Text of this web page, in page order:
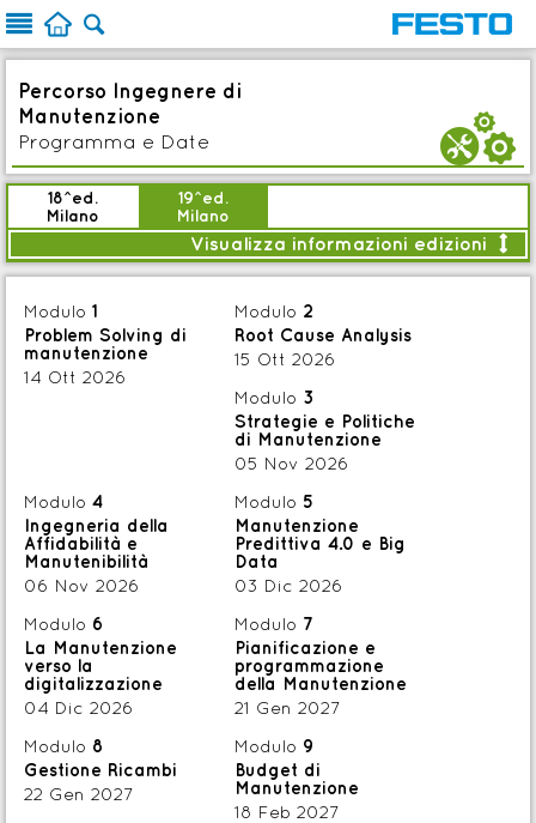
  
Modulo 1
Problem Solving di
manutenzione
14 Ott 2026
Modulo 2
Root Cause Analysis
15 Ott 2026
Modulo 3
Strategie e Politiche
di Manutenzione
05 Nov 2026
Modulo 4
Ingegneria della
Affidabilità e
Manutenibilità
06 Nov 2026
Modulo 5
Manutenzione
Predittiva 4.0 e Big
Data
03 Dic 2026
Modulo 6
La Manutenzione
verso la
digitalizzazione
04 Dic 2026
Modulo 7
Pianificazione e
programmazione
della Manutenzione
21 Gen 2027
Modulo 8
Gestione Ricambi
22 Gen 2027
Modulo 9
Budget di
Manutenzione
18 Feb 2027
18^ed.
Milano
19^ed.
Milano
Visualizza informazioni edizioni 
Modalità:Aula <
Avvio:14 Ott 2026
Durata:11gg (88 ore)
:Piano date
07 Ott 2026
Modulo d'iscrizione IT
Assago (MI)
p
contatti@festo.com

cell +39 335 103 8822
Percorso Ingegnere di
Manutenzione
Programma e Date
b